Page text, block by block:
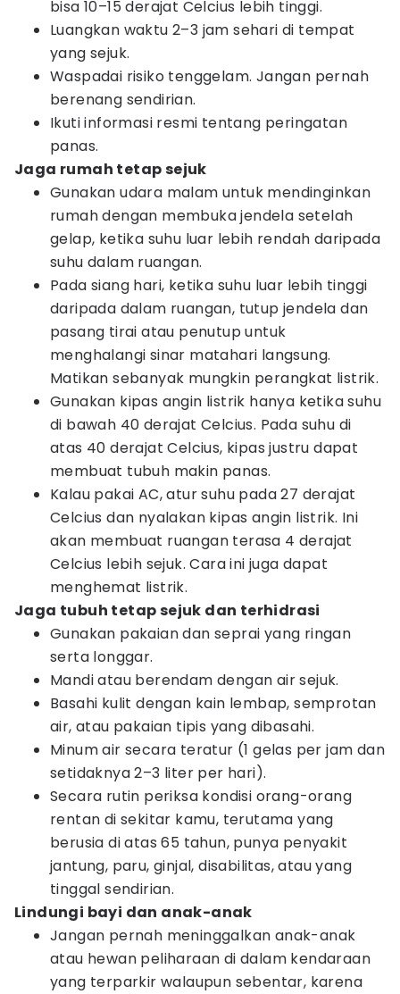
bisa 10–15 derajat Celcius lebih tinggi.
Luangkan waktu 2–3 jam sehari di tempat
yang sejuk.
Waspadai risiko tenggelam. Jangan pernah
berenang sendirian.
Ikuti informasi resmi tentang peringatan
panas.
Jaga rumah tetap sejuk
Gunakan udara malam untuk mendinginkan
rumah dengan membuka jendela setelah
gelap, ketika suhu luar lebih rendah daripada
suhu dalam ruangan.
Pada siang hari, ketika suhu luar lebih tinggi
daripada dalam ruangan, tutup jendela dan
pasang tirai atau penutup untuk
menghalangi sinar matahari langsung.
Matikan sebanyak mungkin perangkat listrik.
Gunakan kipas angin listrik hanya ketika suhu
di bawah 40 derajat Celcius. Pada suhu di
atas 40 derajat Celcius, kipas justru dapat
membuat tubuh makin panas.
Kalau pakai AC, atur suhu pada 27 derajat
Celcius dan nyalakan kipas angin listrik. Ini
akan membuat ruangan terasa 4 derajat
Celcius lebih sejuk. Cara ini juga dapat
menghemat listrik.
Jaga tubuh tetap sejuk dan terhidrasi
Gunakan pakaian dan seprai yang ringan
serta longgar.
Mandi atau berendam dengan air sejuk.
Basahi kulit dengan kain lembap, semprotan
air, atau pakaian tipis yang dibasahi.
Minum air secara teratur (1 gelas per jam dan
setidaknya 2–3 liter per hari).
Secara rutin periksa kondisi orang-orang
rentan di sekitar kamu, terutama yang
berusia di atas 65 tahun, punya penyakit
jantung, paru, ginjal, disabilitas, atau yang
tinggal sendirian.
Lindungi bayi dan anak-anak
Jangan pernah meninggalkan anak-anak
atau hewan peliharaan di dalam kendaraan
yang terparkir walaupun sebentar, karena